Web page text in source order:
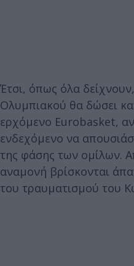
Έτσι, όπως όλα
Ολυμπιακού θα δώσει
ερχόμενο Eurobasket,
ενδεχόμενο να
της φάσης των ομίλων.
αναμονή βρίσκονται
του τραυματισμού του